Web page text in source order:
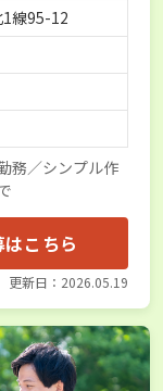
線95-12
務／シンプル作
はこちら
更新日：2026.05.19